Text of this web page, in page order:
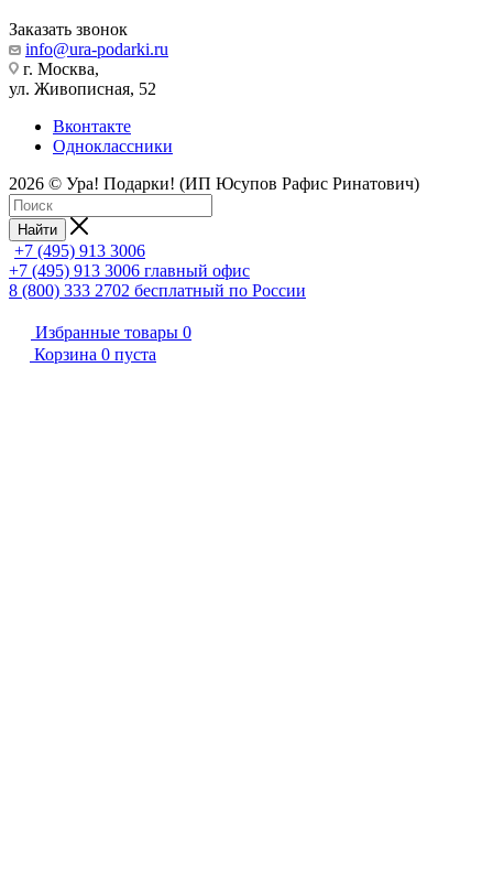
Заказать звонок
info@ura-podarki.ru
г. Москва,
ул. Живописная, 52
Вконтакте
Одноклассники
2026 © Ура! Подарки! (ИП Юсупов Рафис Ринатович)
Найти
+7 (495) 913 3006
+7 (495) 913 3006 главный офис
8 (800) 333 2702 бесплатный по России
Избранные товары 0
Корзина 0 пуста